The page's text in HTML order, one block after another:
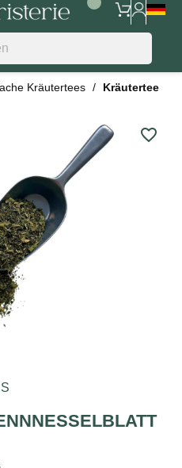
Kräutertees
Kräutertee
favorite_border